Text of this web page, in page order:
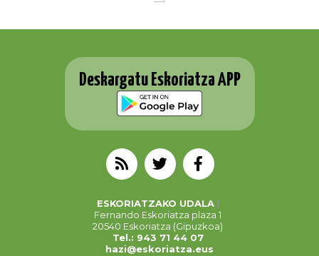
Deskargatu Eskoriatza APP
ESKORIATZAKO UDALA
Fernando Eskoriatza plaza 1
20540 Eskoriatza (Gipuzkoa)
Tel.: 943 71 44 07
hazi@eskoriatza.eus